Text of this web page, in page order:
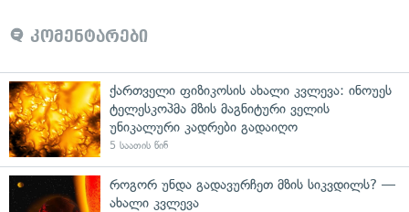
კომენტარები
ქართველი ფიზიკოსის ახალი კვლევა: ინოუეს
ტელესკოპმა მზის მაგნიტური ველის
უნიკალური კადრები გადაიღო
5 საათის წინ
როგორ უნდა გადავურჩეთ მზის სიკვდილს? —
ახალი კვლევა